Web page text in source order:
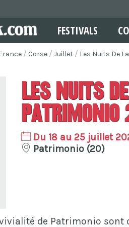
FESTIVALS
Corse Juillet Les Nuits De
Les Nuits
Patrimonio
Du 18 au 25 juillet
Patrimonio (20)
de Patrimonio sont